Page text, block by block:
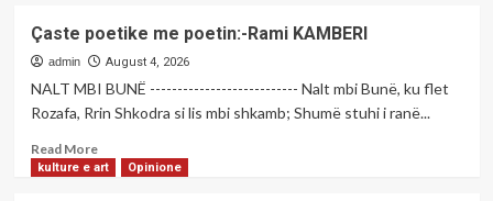
Çaste poetike me poetin:-Rami KAMBERI
admin August 4, 2026
NALT MBI BUNË --------------------------- Nalt mbi Bunë, ku flet
Rozafa, Rrin Shkodra si lis mbi shkamb; Shumë stuhi i ranë...
Read MoreRead
more
kulture e art Opinione